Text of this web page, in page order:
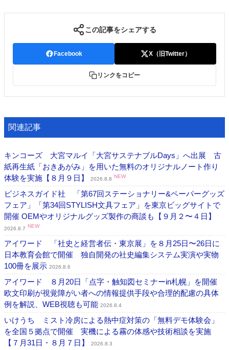
この記事をシェアする
Facebook X（旧Twitter）
リンクをコピー
関連記事
キンコーズ 大宮マルイ「大宮サステナブルDays」へ出展 古
紙再生紙「おきあがみ」を用いた無料のオリジナルノート作り
体験を実施【８月９日】
2026.8.8 NEW
ビジネスガイド社 「第67回ステーショナリー&ペーパーグッズ
フェア」「第34回STYLISH文具フェア」を東京ビッグサイトで
開催 OEMやオリジナルグッズ製作の商談も【９月２〜４日】
2026.8.7 NEW
アイワード 「社史と経営者伝・東京展」を８月25日〜26日に
日本教育会館で開催 独自開発の社史編集システム実演や実物
100冊を展示 2026.8.6
アイワード ８月20日「点字・触知図セミナーin札幌」を開催
欧文印刷が視覚障がい者への情報提供手段や合理的配慮の具体
例を解説、WEB視聴も可能 2026.8.4
いけうち ミスト冷房による熱中症対策の「無料デモ体験会」
を全国５拠点で開催 実機による霧の体感や技術相談を実施
【７月31日・８月７日】
2026.8.3